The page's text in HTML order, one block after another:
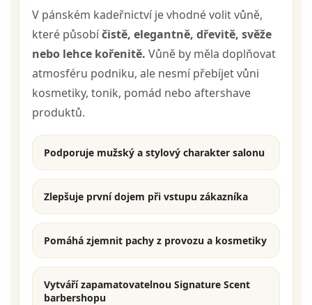
V pánském kadeřnictví je vhodné volit vůně,
které působíčistě, elegantně, dřevitě, svěže
nebo lehce kořenitě. Vůně by měla doplňovat
atmosféru podniku, ale nesmí přebíjet vůni
kosmetiky, tonik, pomád nebo aftershave
produktů.
Podporuje mužský a stylový charakter salonu
Zlepšuje první dojem při vstupu zákazníka
Pomáhá zjemnit pachy z provozu a kosmetiky
Vytváří zapamatovatelnou Signature Scent
barbershopu